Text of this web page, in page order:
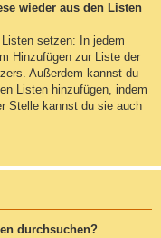
wieder aus den Listen
setzen: In jedem
Hinzufügen zur Liste der
Außerdem kannst du
Listen hinzufügen, indem
Stelle kannst du sie auch
durchsuchen?